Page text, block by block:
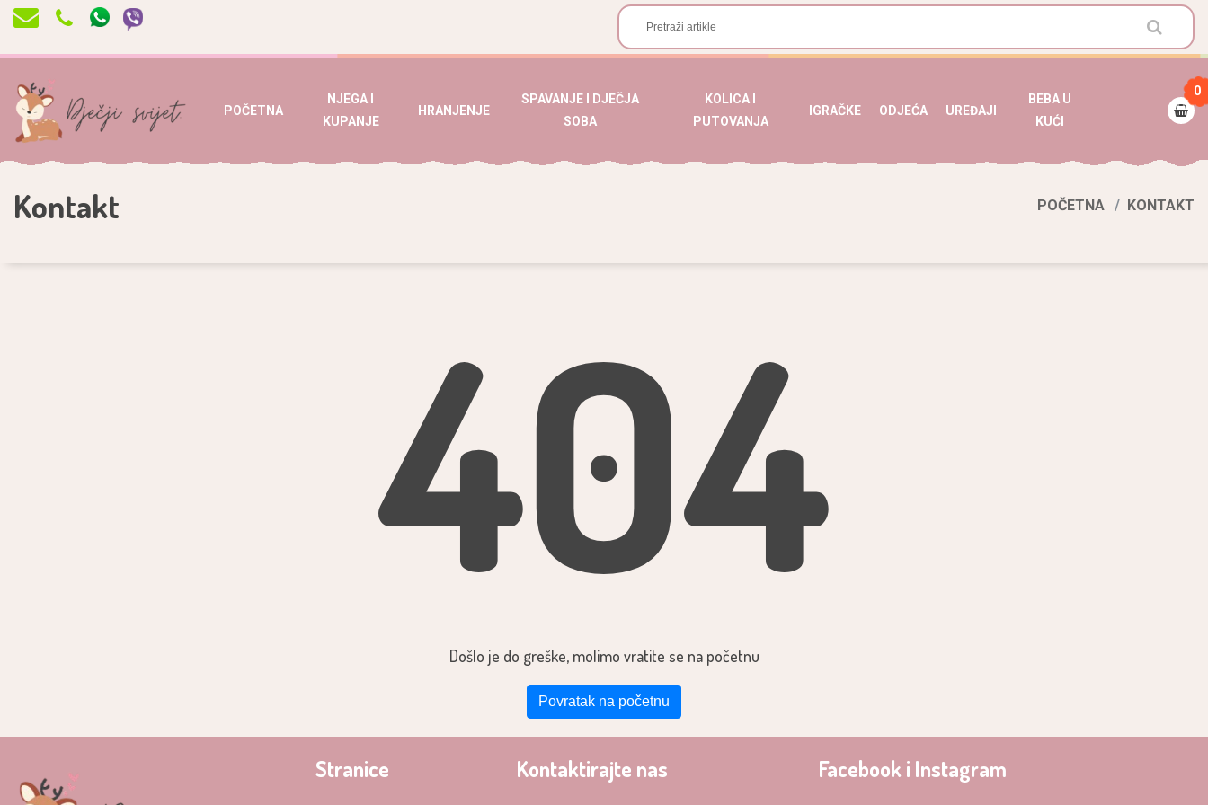
POČETNA
NJEGA I
KUPANJE
HRANJENJE
SPAVANJE I DJEČJA
SOBA
KOLICA I
PUTOVANJA
IGRAČKE ODJEĆA UREĐAJI
BEBA U
KUĆI
0
Kontakt POČETNA KONTAKT
404
Došlo je do greške, molimo vratite se na početnu
Povratak na početnu
Stranice Kontaktirajte nas Facebook i Instagram